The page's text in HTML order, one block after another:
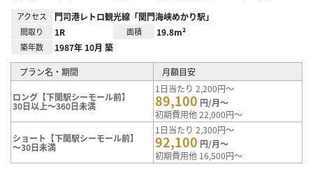
アクセス 門司港レトロ観光線「関門海峡めかり駅」
間取り 1R 面積 19.8m²
築年数 1987年 10月 築
プラン名・期間 月額目安
ロング【下関駅シーモール前】
30日以上～360日未満
1日当たり 2,200円～
89,100 円/月～
初期費用他 22,000円～
ショート【下関駅シーモール前】
～30日未満
1日当たり 2,300円～
92,100 円/月～
初期費用他 16,500円～